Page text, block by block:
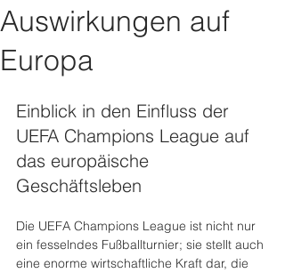
Auswirkungen auf
Europa
Einblick in den Einfluss der
UEFA Champions League auf
das europäische
Geschäftsleben
Die UEFA Champions League ist nicht nur
ein fesselndes Fußballturnier; sie stellt auch
eine enorme wirtschaftliche Kraft dar, die